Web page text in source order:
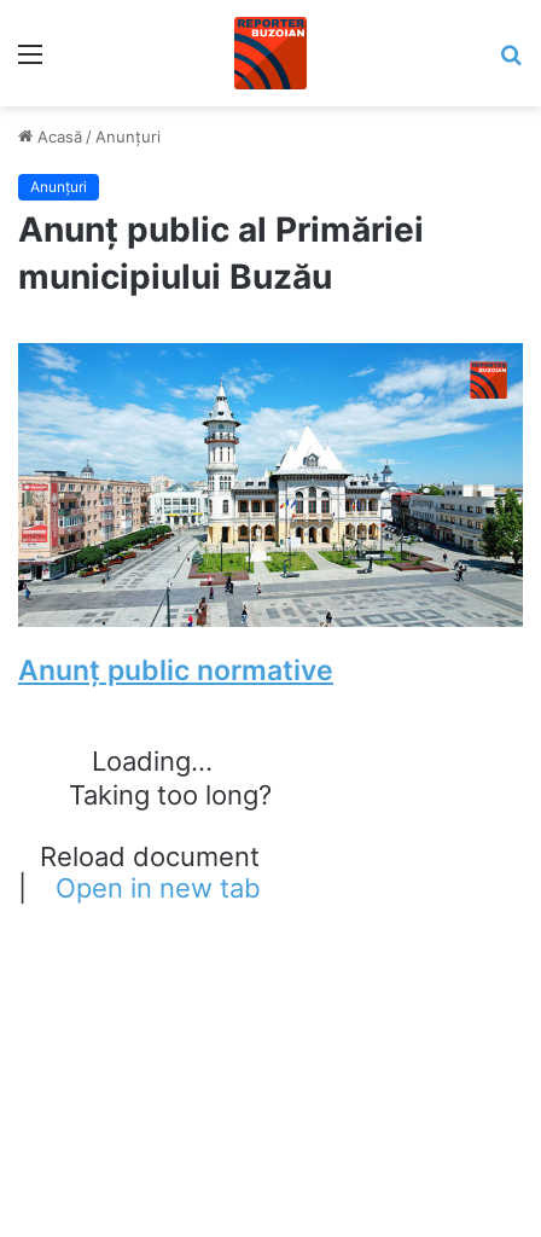
Acasă / Anunțuri
Anunțuri
Anunț public al Primăriei
municipiului Buzău
Anunț public normative
Loading...
Taking too long?
Reload document
Open in new tab